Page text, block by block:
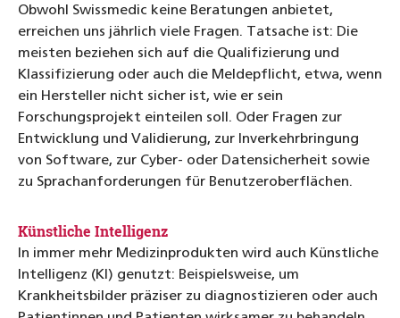
Obwohl Swissmedic keine Beratungen anbietet,
erreichen uns jährlich viele Fragen. Tatsache ist: Die
meisten beziehen sich auf die Qualifizierung und
Klassifizierung oder auch die Meldepflicht, etwa, wenn
ein Hersteller nicht sicher ist, wie er sein
Forschungsprojekt einteilen soll. Oder Fragen zur
Entwicklung und Validierung, zur Inverkehrbringung
von Software, zur Cyber- oder Datensicherheit sowie
zu Sprachanforderungen für Benutzeroberflächen.
Künstliche Intelligenz
In immer mehr Medizinprodukten wird auch Künstliche
Intelligenz (KI) genutzt: Beispielsweise, um
Krankheitsbilder präziser zu diagnostizieren oder auch